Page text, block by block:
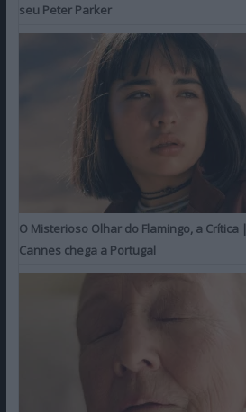
seu Peter Parker
O Misterioso Olhar do Flamingo, a Crítica
Cannes chega a Portugal